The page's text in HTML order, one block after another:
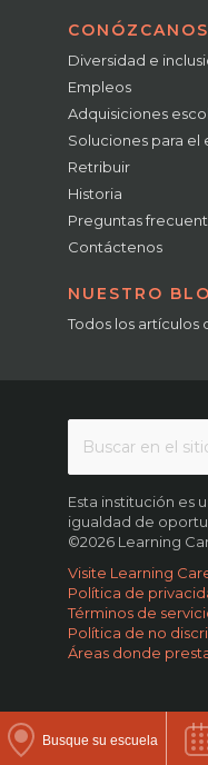
Busque su escuela
CONÓZCANOS
Diversidad e
Empleos
Adquisiciones
Soluciones para
Retribuir
Historia
Preguntas
Contáctenos
NUESTRO
Todos los artículos
Esta institución es
igualdad de
©2026 Learning
Visite Learning
Política de
Términos de
Política de no
Áreas donde